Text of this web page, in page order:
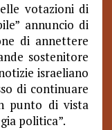
votazioni di
annuncio di
di annettere
sostenitore
israeliano
di continuare
punto di vista
politica”.